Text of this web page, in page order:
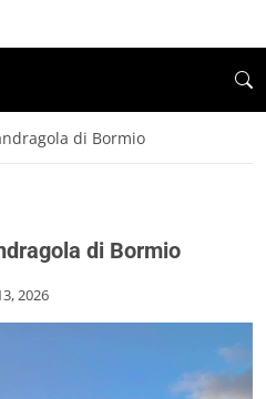
di Bormio
di Bormio
2026